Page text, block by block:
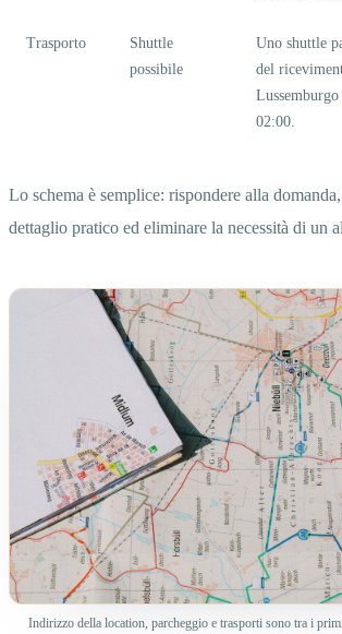
Trasporto
Shuttle
possibile
Uno shuttle
del
02:00.
Lo schema è semplice: rispondere alla
dettaglio pratico ed eliminare la necessità di un
Indirizzo della location, parcheggio e trasporti sono tra i